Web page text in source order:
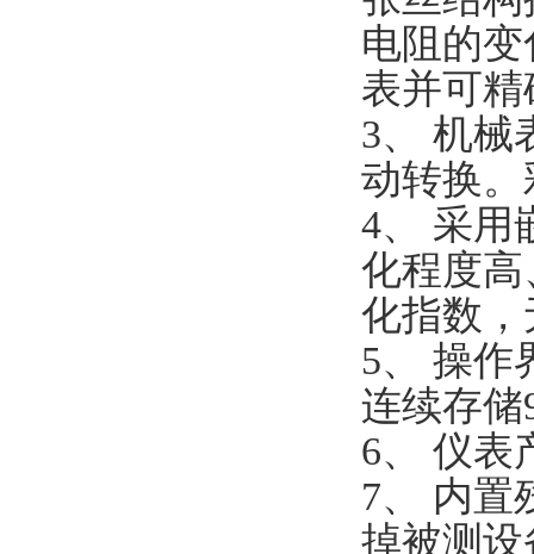
电阻的
表并可
3、 机械
动转换
4、 采用
化程度
化指数
5、 操作
连续存
6、 仪表
7、 内置
掉被测